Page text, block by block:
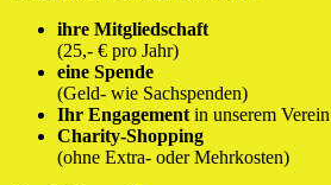
ihre Mitgliedschaft
(25,- € pro Jahr)
eine Spende
(Geld- wie Sachspenden)
Ihr Engagement in unserem Verein
Charity-Shopping
(ohne Extra- oder Mehrkosten)